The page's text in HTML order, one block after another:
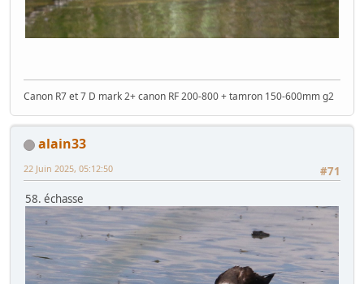
Canon R7 et 7 D mark 2+ canon RF 200-800 + tamron 150-600mm g2
alain33
#71
22 Juin 2025, 05:12:50
58. échasse